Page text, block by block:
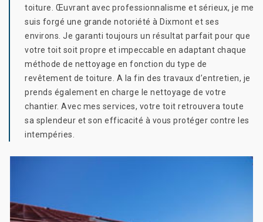
toiture. Œuvrant avec professionnalisme et sérieux, je me
suis forgé une grande notoriété à Dixmont et ses
environs. Je garanti toujours un résultat parfait pour que
votre toit soit propre et impeccable en adaptant chaque
méthode de nettoyage en fonction du type de
revêtement de toiture. A la fin des travaux d’entretien, je
prends également en charge le nettoyage de votre
chantier. Avec mes services, votre toit retrouvera toute
sa splendeur et son efficacité à vous protéger contre les
intempéries.